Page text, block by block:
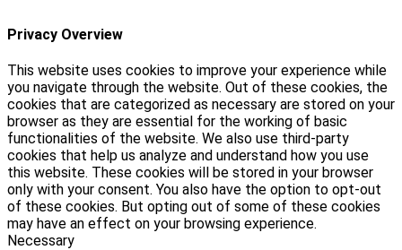
Privacy Overview
This website uses cookies to improve your experience while
you navigate through the website. Out of these cookies, the
cookies that are categorized as necessary are stored on your
browser as they are essential for the working of basic
functionalities of the website. We also use third-party
cookies that help us analyze and understand how you use
this website. These cookies will be stored in your browser
only with your consent. You also have the option to opt-out
of these cookies. But opting out of some of these cookies
may have an effect on your browsing experience.
Necessary